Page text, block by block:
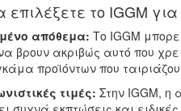
επιλέξετε το IGGM
απόθεμα: Το IGGM
βρουν ακριβώς αυτό που
προϊόντων που
τιμές: Στην IGGM, η